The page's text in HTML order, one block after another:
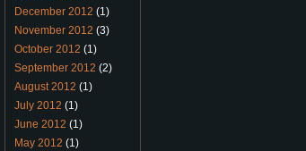
December 2012 (1)
November 2012 (3)
October 2012 (1)
September 2012 (2)
August 2012 (1)
July 2012 (1)
June 2012 (1)
May 2012 (1)